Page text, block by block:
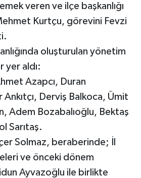
veren ve ilçe başkanlığı
Kurtçu, görevini Fevzi
oluşturulan yönetim
yer aldı:
Azapcı, Duran
Ankıtçı, Derviş Balkoca, Ümit
Adem Bozabalıoğlu, Bektaş
Sarıtaş.
Solmaz, beraberinde; İl
ve önceki dönem
Ayvazoğlu ile birlikte